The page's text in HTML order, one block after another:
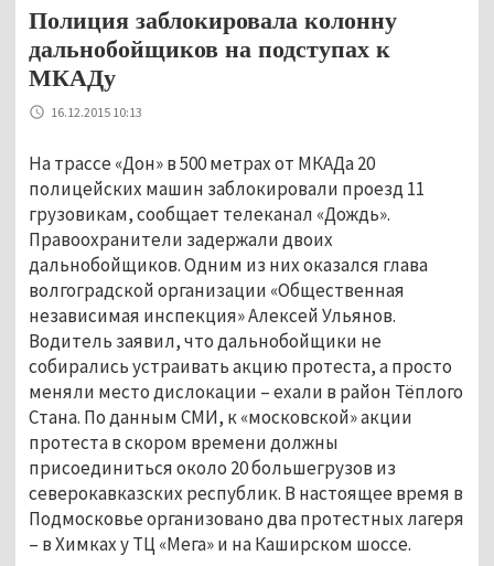
Полиция заблокировала колонну
дальнобойщиков на подступах к
МКАДу
16.12.2015 10:13
На трассе «Дон» в 500 метрах от МКАДа 20
полицейских машин заблокировали проезд 11
грузовикам, сообщает телеканал «Дождь».
Правоохранители задержали двоих
дальнобойщиков. Одним из них оказался глава
волгоградской организации «Общественная
независимая инспекция» Алексей Ульянов.
Водитель заявил, что дальнобойщики не
собирались устраивать акцию протеста, а просто
меняли место дислокации – ехали в район Тёплого
Стана. По данным СМИ, к «московской» акции
протеста в скором времени должны
присоединиться около 20 большегрузов из
северокавказских республик. В настоящее время в
Подмосковье организовано два протестных лагеря
– в Химках у ТЦ «Мега» и на Каширском шоссе.